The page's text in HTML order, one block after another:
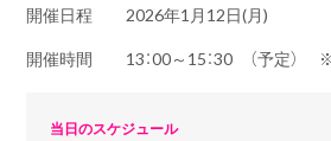
開催日程
2026年1月12日(月)
開催時間
13：00～15：30 （予定）
当日のスケジュール